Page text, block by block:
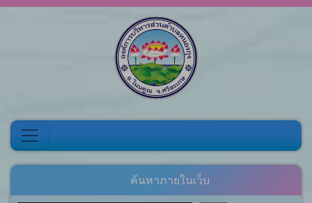
ค้นหาภายในเว็บ